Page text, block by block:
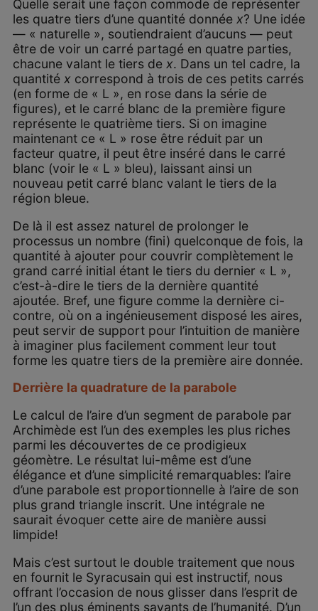
Quelle serait une façon commode de représenter
les quatre tiers d’une quantité donnée x? Une idée
— « naturelle », soutiendraient d’aucuns — peut
être de voir un carré partagé en quatre parties,
chacune valant le tiers de x. Dans un tel cadre, la
quantité x correspond à trois de ces petits carrés
(en forme de « L », en rose dans la série de
figures), et le carré blanc de la première figure
représente le quatrième tiers. Si on imagine
maintenant ce « L » rose être réduit par un
facteur quatre, il peut être inséré dans le carré
blanc (voir le « L » bleu), laissant ainsi un
nouveau petit carré blanc valant le tiers de la
région bleue.
De là il est assez naturel de prolonger le
processus un nombre (fini) quelconque de fois, la
quantité à ajouter pour couvrir complètement le
grand carré initial étant le tiers du dernier « L »,
c’est-à-dire le tiers de la dernière quantité
ajoutée. Bref, une figure comme la dernière ci-
contre, où on a ingénieusement disposé les aires,
peut servir de support pour l’intuition de manière
à imaginer plus facilement comment leur tout
forme les quatre tiers de la première aire donnée.
Derrière la quadrature de la parabole
Le calcul de l’aire d’un segment de parabole par
Archimède est l’un des exemples les plus riches
parmi les découvertes de ce prodigieux
géomètre. Le résultat lui-même est d’une
élégance et d’une simplicité remarquables: l’aire
d’une parabole est proportionnelle à l’aire de son
plus grand triangle inscrit. Une intégrale ne
saurait évoquer cette aire de manière aussi
limpide!
Mais c’est surtout le double traitement que nous
en fournit le Syracusain qui est instructif, nous
offrant l’occasion de nous glisser dans l’esprit de
l’un des plus éminents savants de l’humanité. D’un